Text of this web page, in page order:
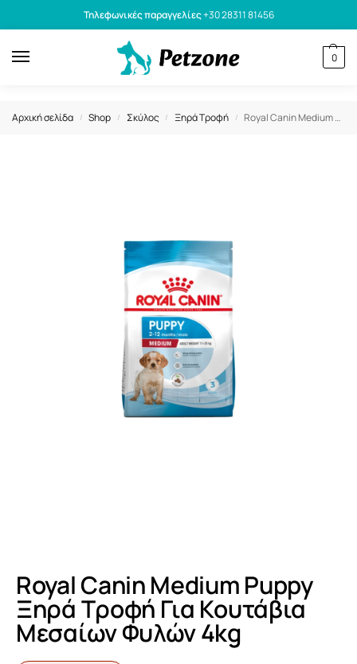
Τηλεφωνικές παραγγελίες+30 28311 81456
0
Αρχική σελίδα / Shop / Σκύλος / Ξηρά Τροφή / Royal Canin Medium Puppy Ξηρά Τροφή Για Κουτάβια Μεσαίων Φυλών 4kg
Royal Canin Medium Puppy
Ξηρά Τροφή Για Κουτάβια
Μεσαίων Φυλών 4kg